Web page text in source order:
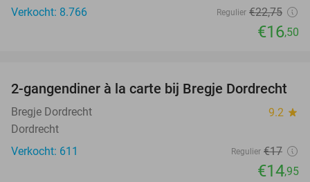
Verkocht: 8.766
Regulier €22,75
€16,50
12%
2-gangendiner à la carte bij Bregje Dordrecht
Bregje Dordrecht 9.2 star
Dordrecht
Verkocht: 611
Regulier €17
€14,95